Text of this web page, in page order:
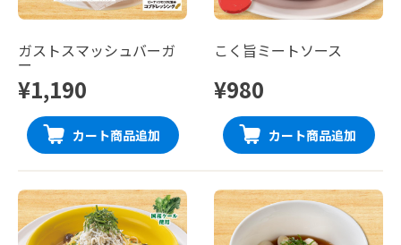
ガストスマッシュバーガ
ー
¥1,190
カート商品追加
こく旨ミートソース
¥980
カート商品追加